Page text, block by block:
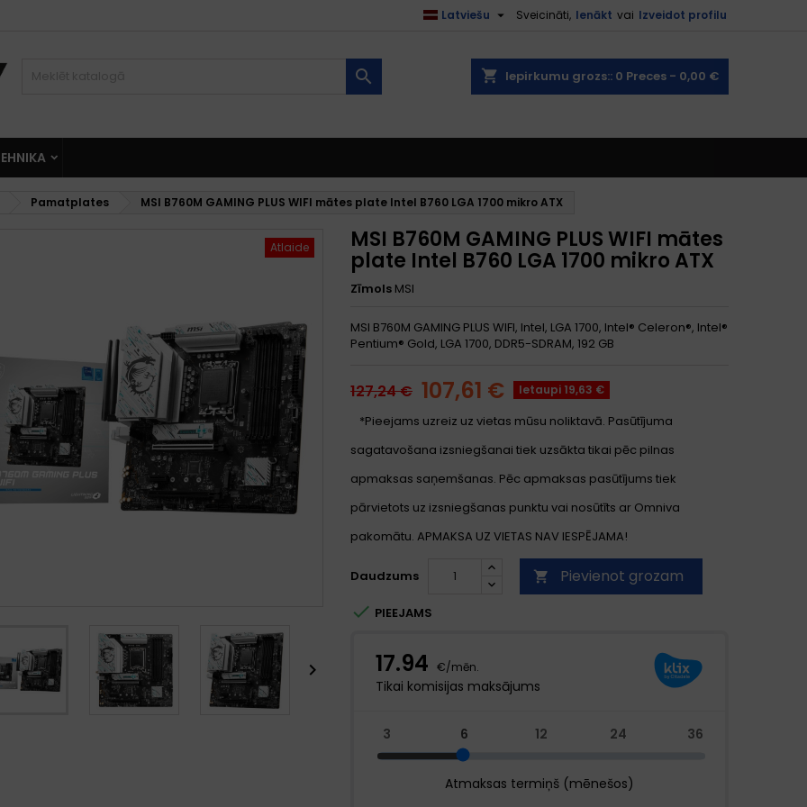
Sveicināti, Ienākt vai Izveidot profilu
Latviešu 
shopping_cart Iepirkumu grozs:: 0 Preces - 0,00 €

Pamatplates MSI B760M GAMING PLUS WIFI mātes plate Intel B760 LGA 1700 mikro ATX
Atlaide

MSI B760M GAMING PLUS WIFI mātes
plate Intel B760 LGA 1700 mikro ATX
Zīmols MSI
MSI B760M GAMING PLUS WIFI, Intel, LGA 1700, Intel® Celeron®, Intel®
Pentium® Gold, LGA 1700, DDR5-SDRAM, 192 GB
127,24 € 107,61 € Ietaupi 19,63 €
*Pieejams uzreiz uz vietas mūsu noliktavā. Pasūtījuma
sagatavošana izsniegšanai tiek uzsākta tikai pēc pilnas
apmaksas saņemšanas. Pēc apmaksas pasūtījums tiek
pārvietots uz izsniegšanas punktu vai nosūtīts ar Omniva
pakomātu. APMAKSA UZ VIETAS NAV IESPĒJAMA!
Daudzums  Pievienot grozam
 PIEEJAMS